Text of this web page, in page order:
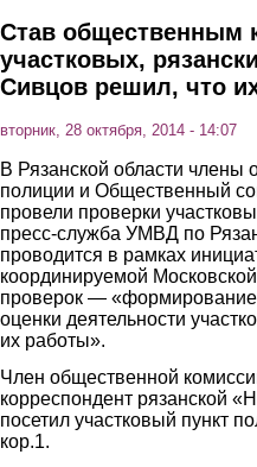
Став общественным
участковых,
Сивцов решил, что
вторник, 28 октября, 2014 - 14:07
В Рязанской области члены
полиции и Общественный
провели проверки
пресс-служба УМВД по
проводится в рамках
координируемой
проверок —
оценки деятельности
их работы».
Член общественной
корреспондент рязанской
посетил участковый пункт
кор.1.